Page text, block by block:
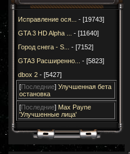
Исправление ося...
- [19743]
GTA 3 HD Alpha ...
- [11640]
Город снега - S...
- [7152]
GTA3 Расширенно...
- [5823]
dbox 2- [5427]
[Последние] Улучшенная бета
остановка
[Последние] Max Payne
'Улучшенные лица'